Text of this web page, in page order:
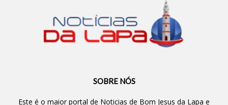
SOBRE NÓS
Este é o maior portal de Noticias de Bom Jesus da Lapa e